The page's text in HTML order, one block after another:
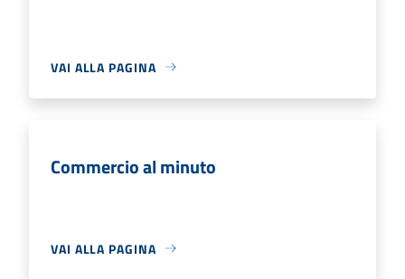
VAI ALLA PAGINA
Commercio al minuto
VAI ALLA PAGINA